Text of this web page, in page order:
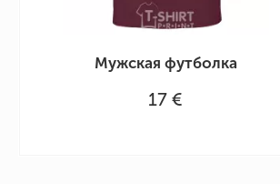
Мужская футболка
17 €